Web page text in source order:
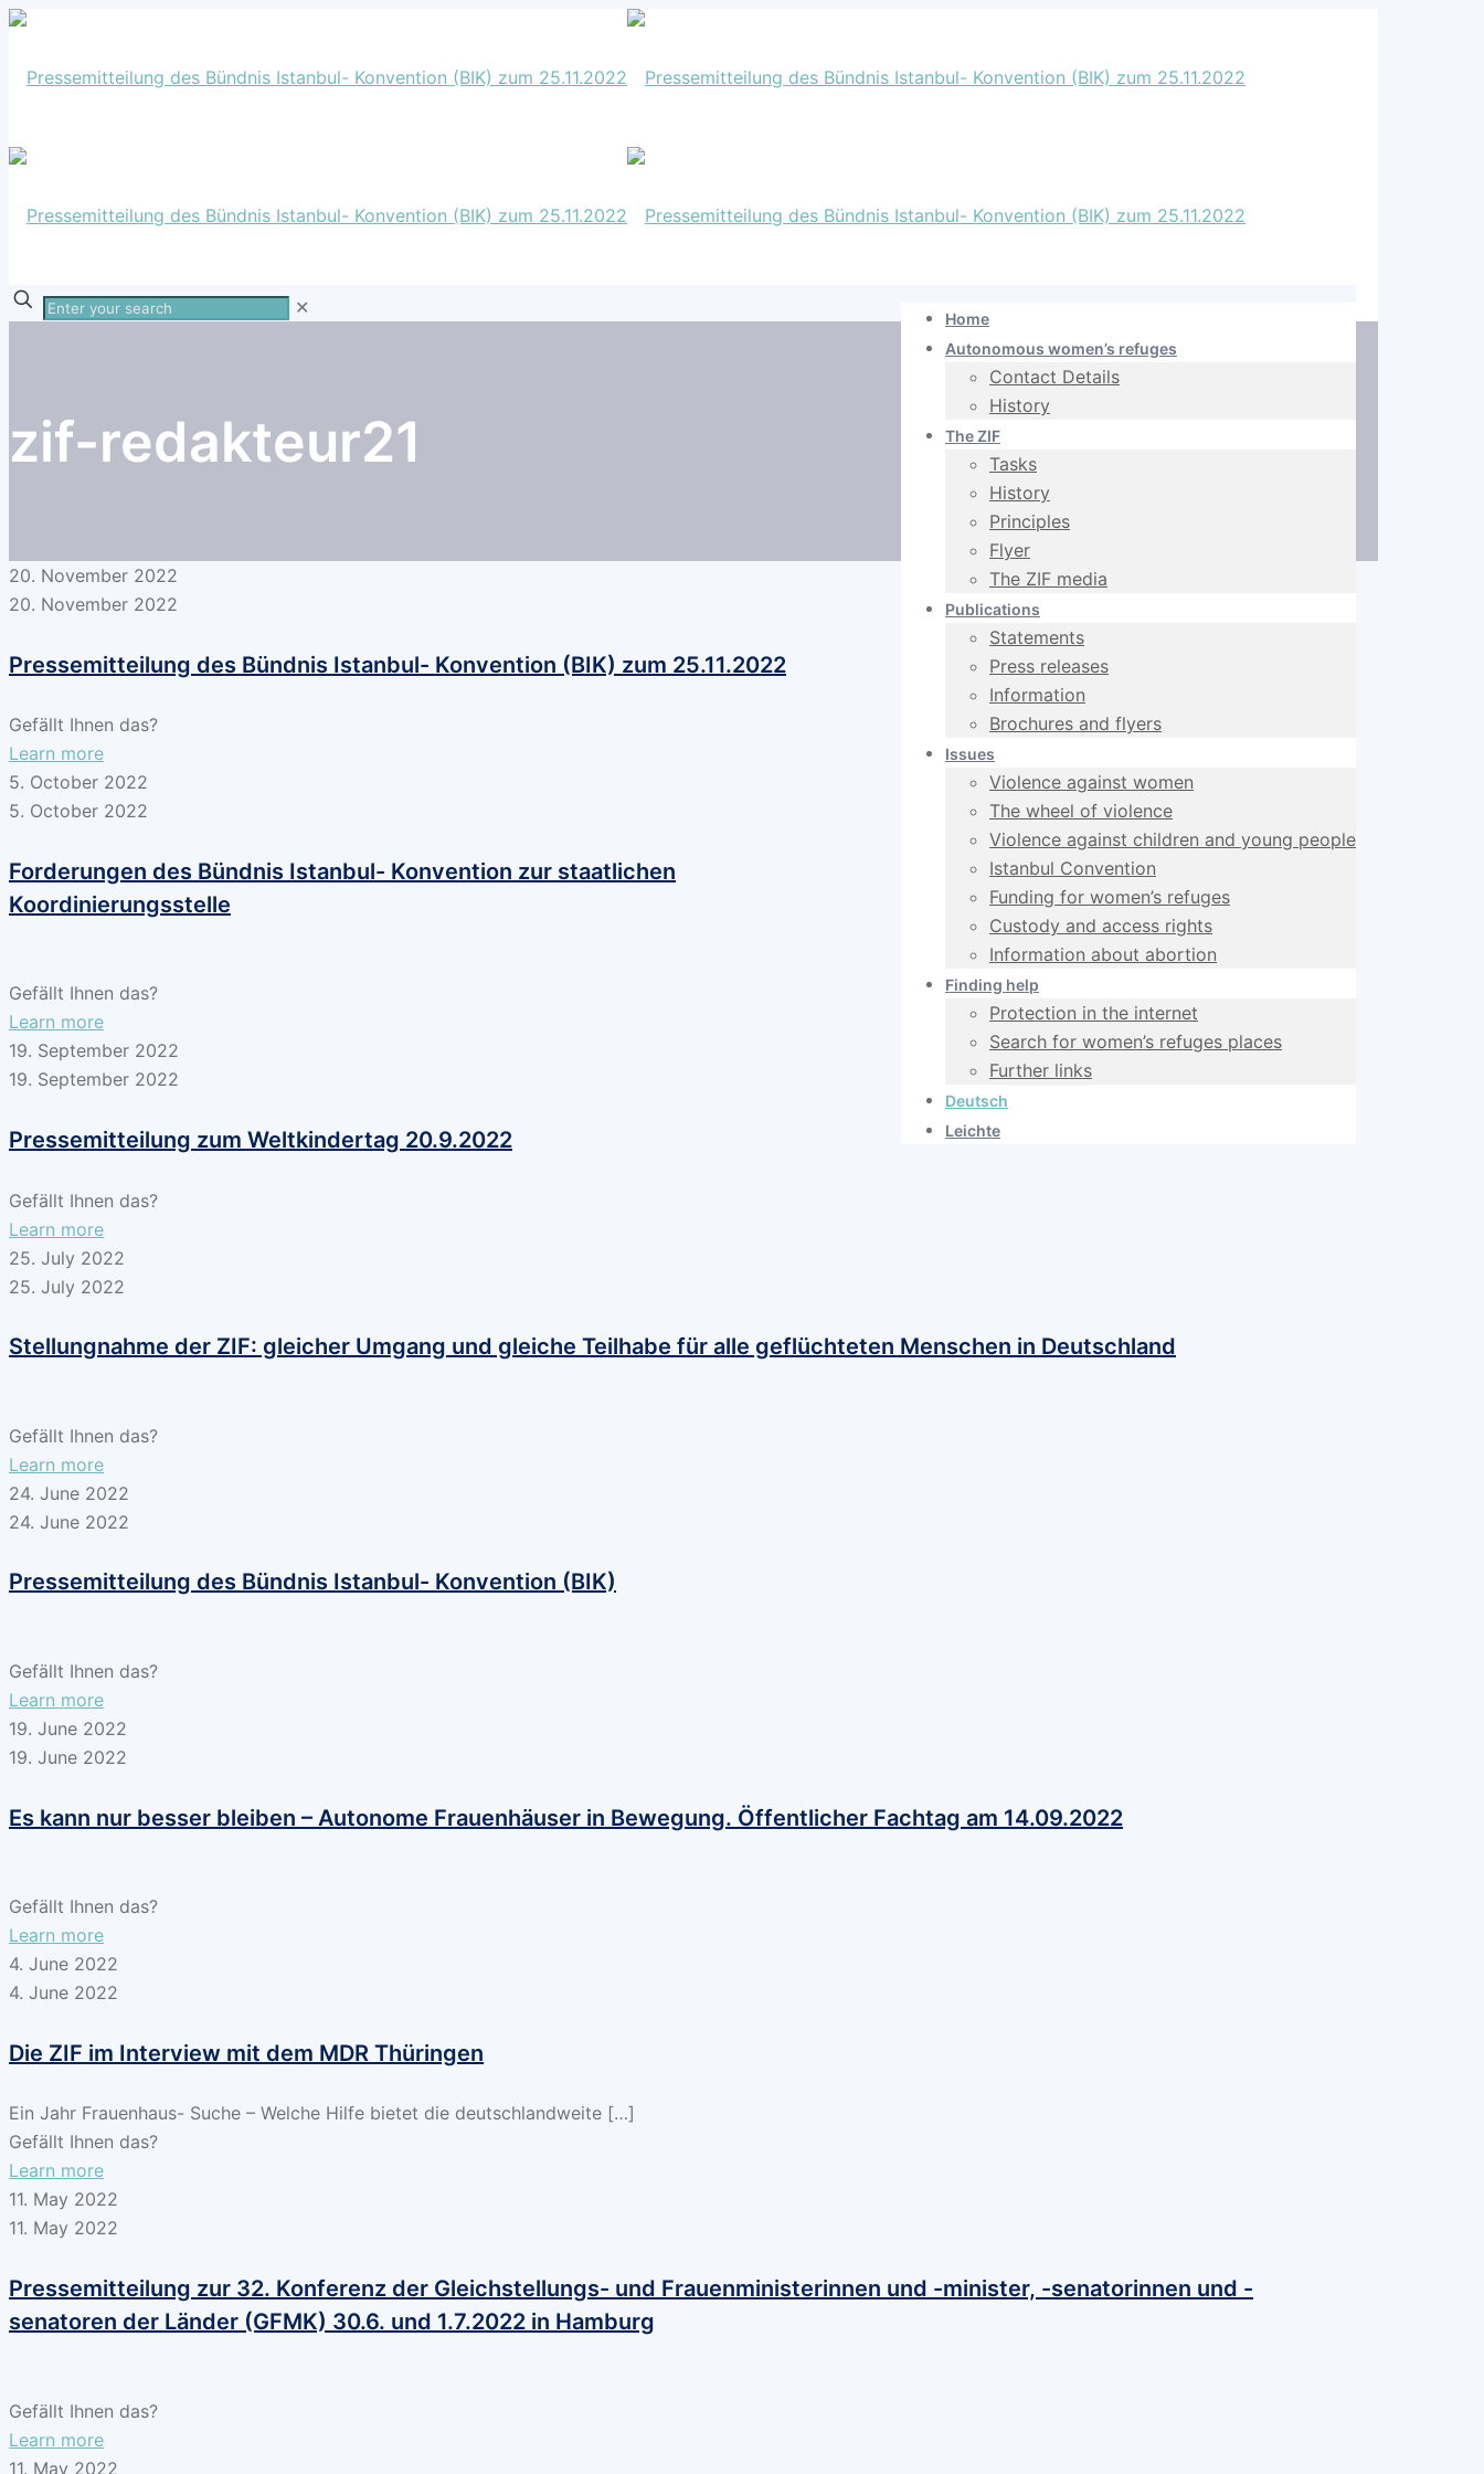
Home
Autonomous women’s refuges
Contact Details
History
The ZIF
Tasks
History
Principles
Flyer
The ZIF media
Publications
Statements
Press releases
Information
Brochures and flyers
Issues
Violence against women
The wheel of violence
Violence against children and young people
Istanbul Convention
Funding for women’s refuges
Custody and access rights
Information about abortion
Finding help
Protection in the internet
Search for women’s refuges places
Further links
Deutsch
Leichte
Enter
your
✕
zif-redakteur21
20. November 2022
20. November 2022
Pressemitteilung des Bündnis Istanbul- Konvention (BIK) zum 25.11.2022
Gefällt Ihnen das?
Learn more-
Pressemitteilung
des
Istanbul-
Konvention
25.11.2022
5. October 2022
5. October 2022
Forderungen des Bündnis Istanbul- Konvention zur staatlichen
Koordinierungsstelle
Gefällt Ihnen das?
Learn more
19. September 2022
19. September 2022
Pressemitteilung zum Weltkindertag 20.9.2022
Gefällt Ihnen das?
Learn more
25. July 2022
25. July 2022
Stellungnahme der ZIF: gleicher Umgang und gleiche Teilhabe für alle geflüchteten Menschen in Deutschland
Gefällt Ihnen das?
Learn more
24. June 2022
24. June 2022
Pressemitteilung des Bündnis Istanbul- Konvention (BIK)
Gefällt Ihnen das?
Learn more
19. June 2022
19. June 2022
Es kann nur besser bleiben – Autonome Frauenhäuser in Bewegung. Öffentlicher Fachtag am 14.09.2022
Gefällt Ihnen das?
Learn more
4. June 2022
4. June 2022
Die ZIF im Interview mit dem MDR Thüringen
Ein Jahr Frauenhaus- Suche – Welche Hilfe bietet die deutschlandweite […]
Gefällt Ihnen das?
Learn more
11. May 2022
11. May 2022
Pressemitteilung zur 32. Konferenz der Gleichstellungs- und Frauenministerinnen und -minister, -senatorinnen und -
senatoren der Länder (GFMK) 30.6. und 1.7.2022 in Hamburg
Gefällt Ihnen das?
Learn more
11. May 2022